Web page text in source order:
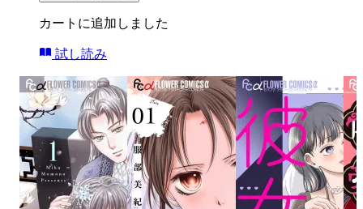
カートに追加しました
試し読み